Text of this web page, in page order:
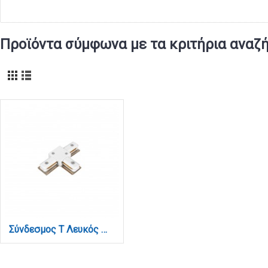
Προϊόντα σύμφωνα με τα κριτήρια
Σύνδεσμος Τ Λευκός Μονοφασικής Ράγας (TC1-030-WH)